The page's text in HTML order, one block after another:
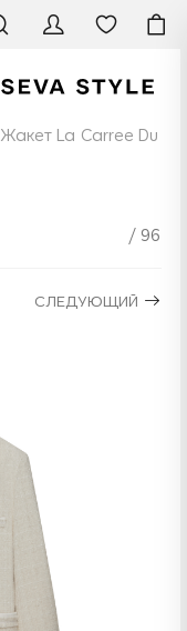
Жакет La Carree Du
/ 96
СЛЕДУЮЩИЙ